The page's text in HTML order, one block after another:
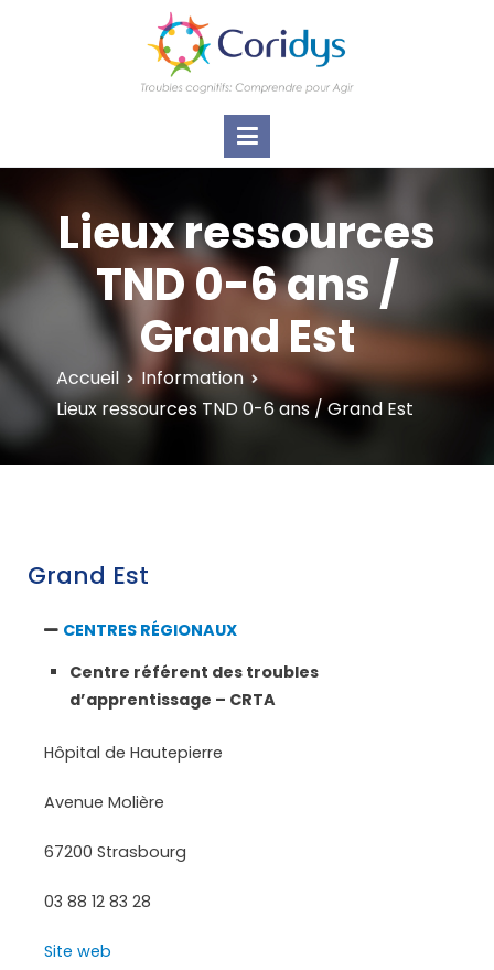
ASSOCIATION CORIDYS – Troubles
CORIDYS, association loi 1901, 4 pôles
d'actions Information Accompagnement
Innovation/E­xpertise Formations autour des
Lieux ressources
TND 0-6 ans /
Grand Est
Accueil
Information
Lieux ressources TND 0-6 ans / Grand Est
Grand Est
CENTRES RÉGIONAUX
Centre référent des troubles
d’apprentissage – CRTA
Hôpital de Hautepierre
Avenue Molière
67200 Strasbourg
03 88 12 83 28
Site web